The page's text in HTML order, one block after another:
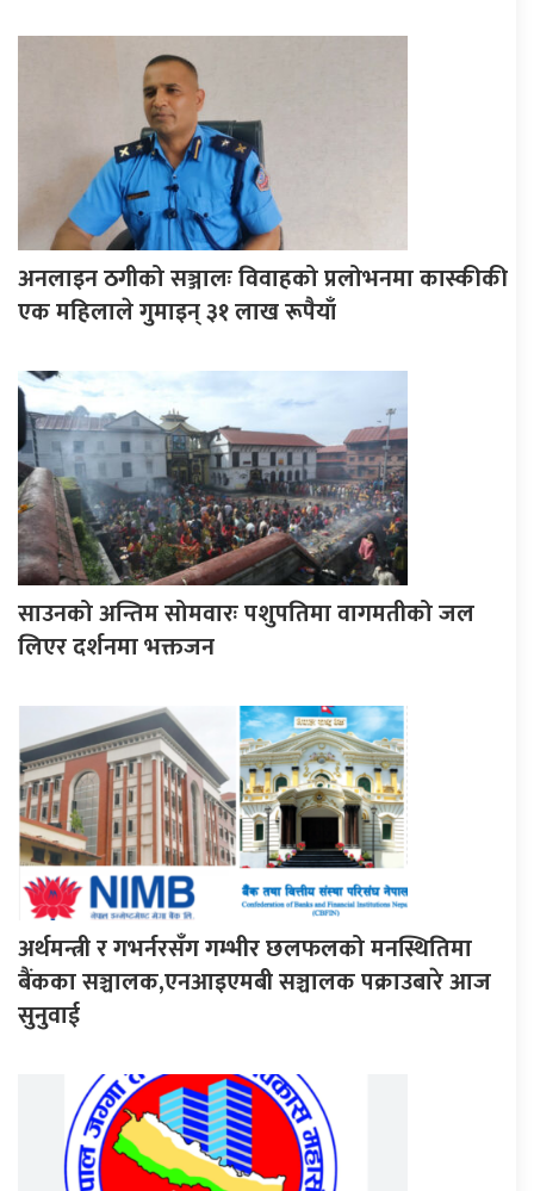
अनलाइन ठगीको सञ्जालः विवाहको प्रलोभनमा कास्कीकी
एक महिलाले गुमाइन् ३१ लाख रूपैयाँ
साउनको अन्तिम सोमवारः पशुपतिमा वागमतीको जल
लिएर दर्शनमा भक्तजन
अर्थमन्त्री र गभर्नरसँग गम्भीर छलफलको मनस्थितिमा
बैंकका सञ्चालक,एनआइएमबी सञ्चालक पक्राउबारे आज
सुनुवाई